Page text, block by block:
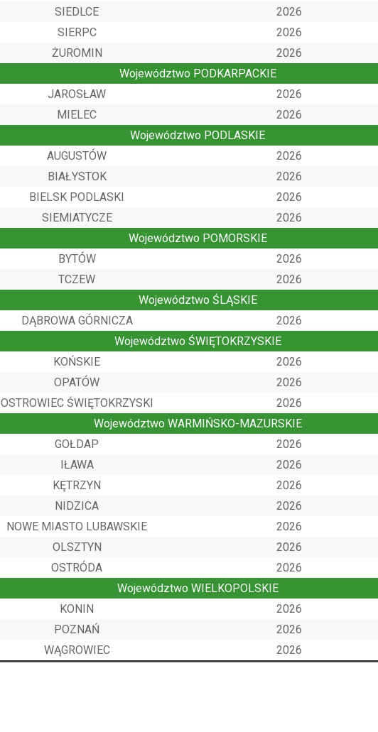
SIEDLCE
2026
SIERPC
2026
ŻUROMIN
2026
Województwo PODKARPACKIE
JAROSŁAW
2026
MIELEC
2026
Województwo PODLASKIE
AUGUSTÓW
2026
BIAŁYSTOK
2026
BIELSK PODLASKI
2026
SIEMIATYCZE
2026
Województwo POMORSKIE
BYTÓW
2026
TCZEW
2026
Województwo ŚLĄSKIE
DĄBROWA GÓRNICZA
2026
Województwo ŚWIĘTOKRZYSKIE
KOŃSKIE
2026
OPATÓW
2026
OSTROWIEC ŚWIĘTOKRZYSKI
2026
Województwo WARMIŃSKO-MAZURSKIE
GOŁDAP
2026
IŁAWA
2026
KĘTRZYN
2026
NIDZICA
2026
NOWE MIASTO LUBAWSKIE
2026
OLSZTYN
2026
OSTRÓDA
2026
Województwo WIELKOPOLSKIE
KONIN
2026
POZNAŃ
2026
WĄGROWIEC
2026